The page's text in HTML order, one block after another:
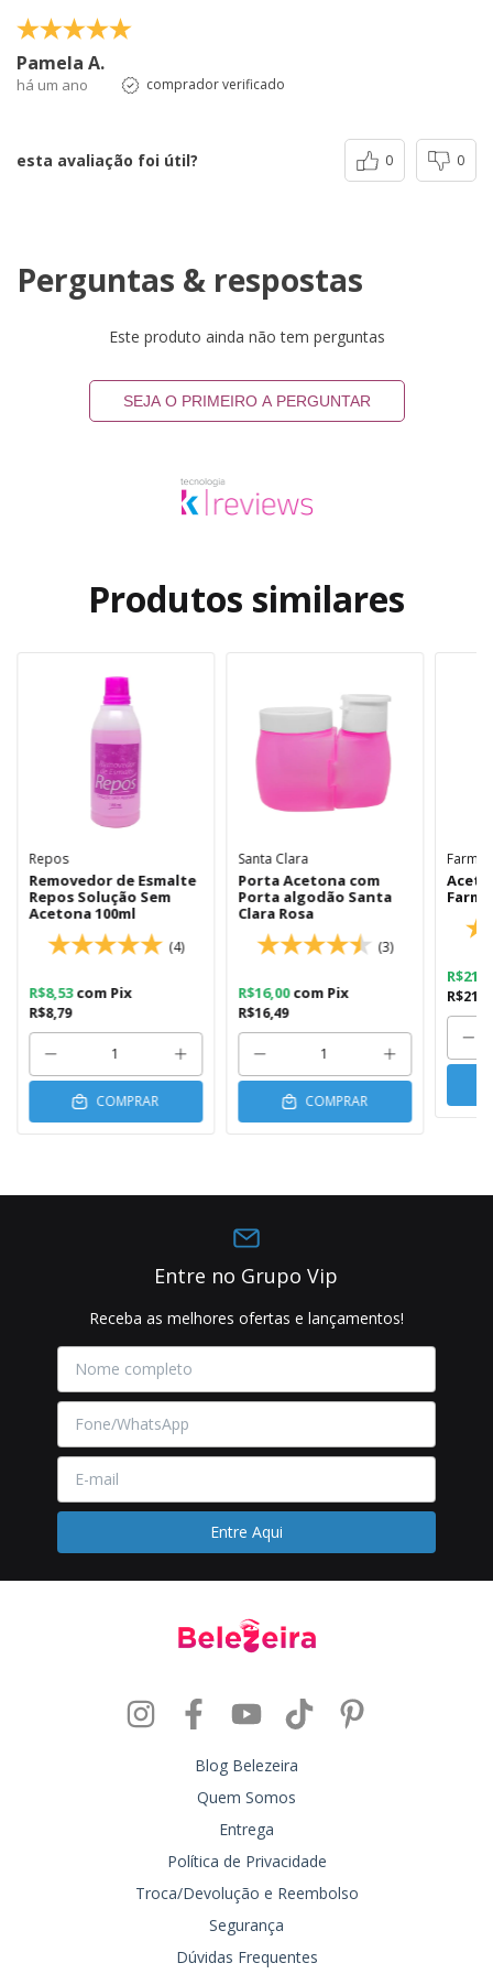
Pamela A.
há um ano comprador verificado
esta avaliação foi útil? 0 0
Perguntas & respostas
Este produto ainda não tem perguntas
SEJA O PRIMEIRO A PERGUNTAR
Produtos similares
Repos
Removedor de Esmalte
Repos Solução Sem
Acetona 100ml
(4)
R$8,79
R$8,53com Pix
COMPRAR
Santa Clara
Porta Acetona com
Porta algodão Santa
Clara Rosa
(3)
R$16,49
R$16,00com Pix
COMPRAR
Farmax
Entre no Grupo Vip
Receba as melhores ofertas e lançamentos!
Blog Belezeira
Quem Somos
Entrega
Política de Privacidade
Troca/Devolução e Reembolso
Segurança
Dúvidas Frequentes